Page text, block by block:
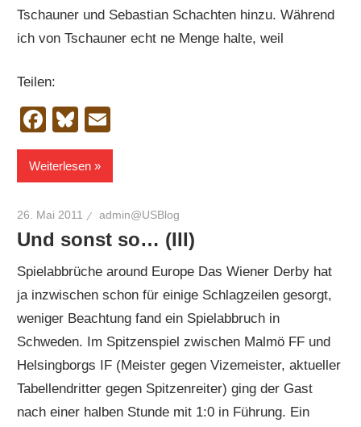
Tschauner und Sebastian Schachten hinzu. Während
ich von Tschauner echt ne Menge halte, weil
Teilen:
Facebook
Bluesky
Weiterlesen
26. Mai 2011 admin@USBlog
Und sonst so… (III)
Spielabbrüche around Europe Das Wiener Derby hat
ja inzwischen schon für einige Schlagzeilen gesorgt,
weniger Beachtung fand ein Spielabbruch in
Schweden. Im Spitzenspiel zwischen Malmö FF und
Helsingborgs IF (Meister gegen Vizemeister, aktueller
Tabellendritter gegen Spitzenreiter) ging der Gast
nach einer halben Stunde mit 1:0 in Führung. Ein